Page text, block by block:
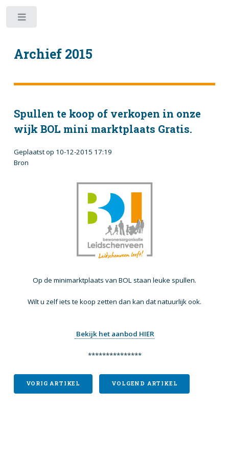
Archief 2015
Spullen te koop of verkopen in onze
wijk BOL mini marktplaats Gratis.
Geplaatst op 10-12-2015 17:19
Bron
Op de minimarktplaats van BOL staan leuke spullen.
Wilt u zelf iets te koop zetten dan kan dat natuurlijk ook.
Bekijk het aanbod HIER
***************
VORIG ARTIKEL VOLGEND ARTIKEL